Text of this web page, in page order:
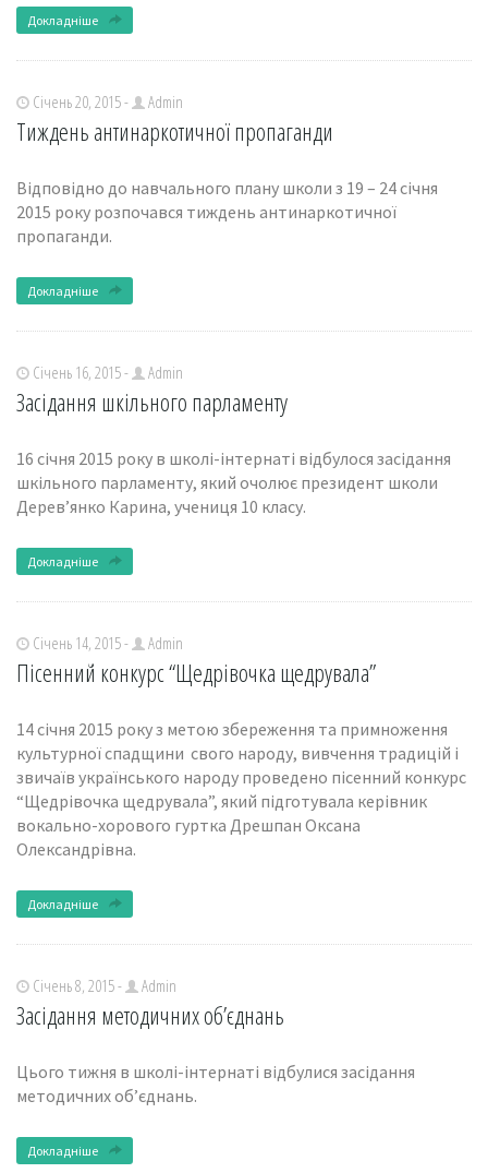
Докладніше
Січень 20, 2015 - Admin
Тиждень антинаркотичної пропаганди
Відповідно до навчального плану школи з 19 – 24 січня
2015 року розпочався тиждень антинаркотичної
пропаганди.
Докладніше
Січень 16, 2015 - Admin
Засідання шкільного парламенту
16 січня 2015 року в школі-інтернаті відбулося засідання
шкільного парламенту, який очолює президент школи
Дерев’янко Карина, учениця 10 класу.
Докладніше
Січень 14, 2015 - Admin
Пісенний конкурс “Щедрівочка щедрувала”
14 січня 2015 року з метою збереження та примноження
культурної спадщини свого народу, вивчення традицій і
звичаїв українського народу проведено пісенний конкурс
“Щедрівочка щедрувала”, який підготувала керівник
вокально-хорового гуртка Дрешпан Оксана
Олександрівна.
Докладніше
Січень 8, 2015 - Admin
Засідання методичних об’єднань
Цього тижня в школі-інтернаті відбулися засідання
методичних об’єднань.
Докладніше